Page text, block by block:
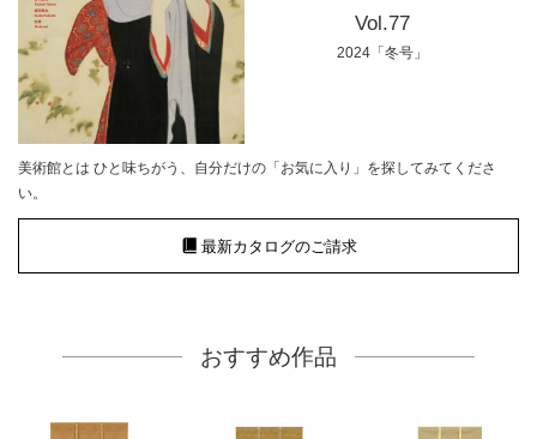
Vol.77
2024「冬号」
美術館とは ひと味ちがう、自分だけの「お気に入り」を探してみてくださ
い。
最新カタログのご請求
おすすめ作品